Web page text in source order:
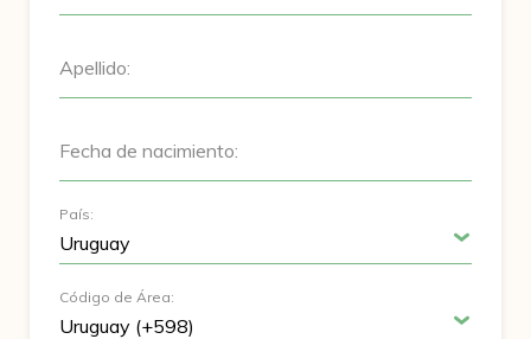
Apellido:
Fecha de nacimiento:
País:
Código de Área: